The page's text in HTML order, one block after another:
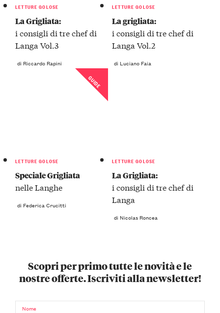
LETTURE GOLOSE
La Grigliata:
i consigli di tre chef di
Langa Vol.3
di Riccardo Rapini
LETTURE GOLOSE
La grigliata:
i consigli di tre chef di
Langa Vol.2
di Luciano Faia
GUIDE
LETTURE GOLOSE
Speciale Grigliata
nelle Langhe
di Federica Crucitti
LETTURE GOLOSE
La Grigliata:
i consigli di tre chef di
Langa
di Nicolas Roncea
Scopri per primo tutte le novità e le
nostre offerte. Iscriviti alla newsletter!
Nome